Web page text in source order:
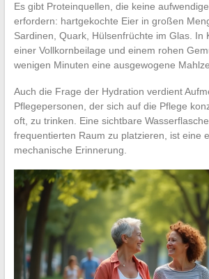
Es gibt Proteinquellen, die keine
erfordern: hartgekochte Eier in großen
Sardinen, Quark, Hülsenfrüchte im Glas. In
einer Vollkornbeilage und einem rohen
wenigen Minuten eine ausgewogene
Auch die Frage der Hydration verdient
Pflegepersonen, der sich auf die Pflege
oft, zu trinken. Eine sichtbare
frequentierten Raum zu platzieren, ist eine
mechanische Erinnerung.